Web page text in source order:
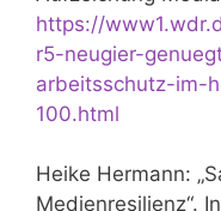
https://
r5-neugier-
arbeitsschutz-im-
100.html
Heike Hermann:
Medienresilienz“.